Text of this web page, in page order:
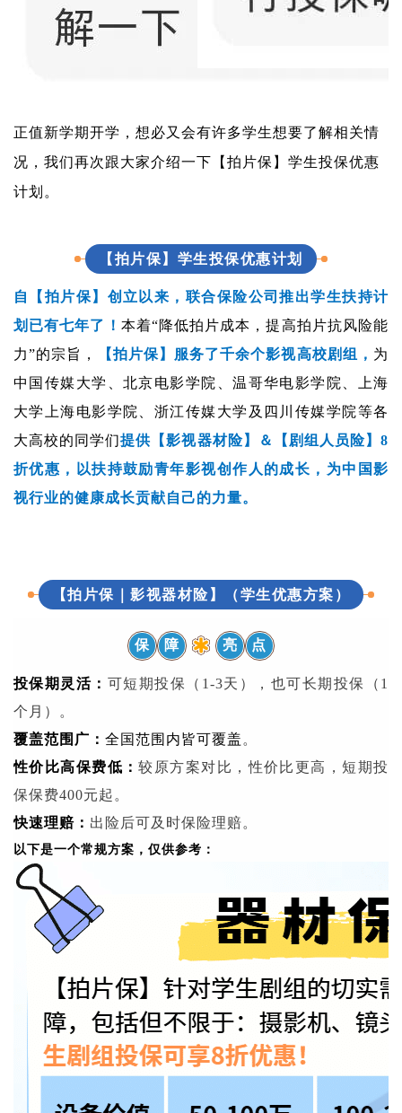
正值新学期开学，想必又会有许多学生想要了解相关情
况，我们再次跟大家介绍一下【拍片保】学生投保优惠
计划。
【拍片保】学生投保优惠计划
自【拍片保】创立以来，联合保险公司推出学生扶持计
划已有七年了！ 本着“降低拍片成本，提高拍片抗风险能
力”的宗旨，
【拍片保】服务了千余个影视高校剧组， 为
中国传媒大学、北京电影学院、温哥华电影学院、上海
大学上海电影学院、浙江传媒大学及四川传媒学院等各
大高校的同学们提供【影视器材险】＆【剧组人员险】8
折优惠，以扶持鼓励青年影视创作人的成长，为中国影
视行业的健康成长贡献自己的力量。
【拍片保｜影视器材险】（学生优惠方案）
保 障 亮 点
投保期灵活： 可短期投保（1-3天），也可长期投保（1
个月）。
覆盖范围广： 全国范围内皆可覆盖 。
性价比高保费低：较原方案对比，性价比更高，短期投
保保费400元起。
快速理赔： 出险后可及时保险理赔。
以下是一个常规方案，仅供参考：